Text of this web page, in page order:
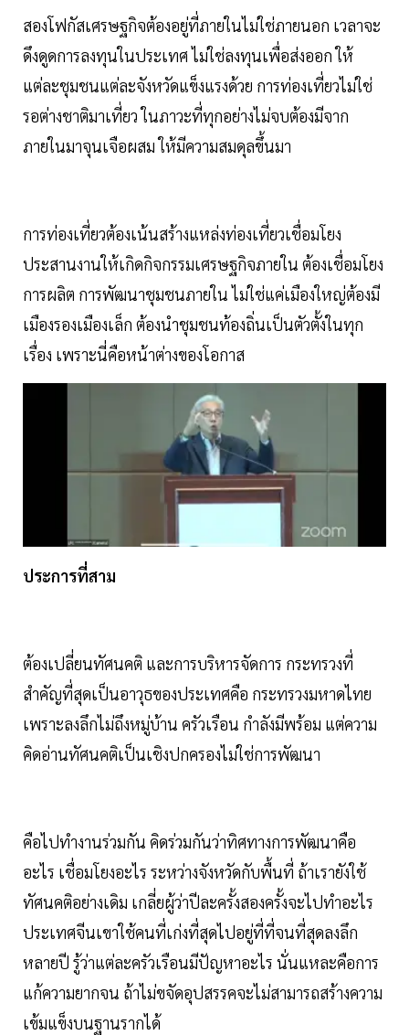
สองโฟกัสเศรษฐกิจต้องอยู่ที่ภายในไม่ใช่ภายนอก เวลาจะ
ดึงดูดการลงทุนในประเทศ ไม่ใช่ลงทุนเพื่อส่งออก ให้
แต่ละชุมชนแต่ละจังหวัดแข็งแรงด้วย การท่องเที่ยวไม่ใช่
รอต่างชาติมาเที่ยว ในภาวะที่ทุกอย่างไม่จบต้องมีจาก
ภายในมาจุนเจือผสม ให้มีความสมดุลขึ้นมา
การท่องเที่ยวต้องเน้นสร้างแหล่งท่องเที่ยวเชื่อมโยง
ประสานงานให้เกิดกิจกรรมเศรษฐกิจภายใน ต้องเชื่อมโยง
การผลิต การพัฒนาชุมชนภายใน ไม่ใช่แค่เมืองใหญ่ต้องมี
เมืองรองเมืองเล็ก ต้องนำชุมชนท้องถิ่นเป็นตัวตั้งในทุก
เรื่อง เพราะนี่คือหน้าต่างของโอกาส
ประการที่สาม
ต้องเปลี่ยนทัศนคติ และการบริหารจัดการ กระทรวงที่
สำคัญที่สุดเป็นอาวุธของประเทศคือ กระทรวงมหาดไทย
เพราะลงลึกไม่ถึงหมู่บ้าน ครัวเรือน กำลังมีพร้อม แต่ความ
คิดอ่านทัศนคติเป็นเชิงปกครองไม่ใช่การพัฒนา
คือไปทำงานร่วมกัน คิดร่วมกันว่าทิศทางการพัฒนาคือ
อะไร เชื่อมโยงอะไร ระหว่างจังหวัดกับพื้นที่ ถ้าเรายังใช้
ทัศนคติอย่างเดิม เกลี่ยผู้ว่าปีละครั้งสองครั้งจะไปทำอะไร
ประเทศจีนเขาใช้คนที่เก่งที่สุดไปอยู่ที่ที่จนที่สุดลงลึก
หลายปี รู้ว่าแต่ละครัวเรือนมีปัญหาอะไร นั่นแหละคือการ
แก้ความยากจน ถ้าไม่ขจัดอุปสรรคจะไม่สามารถสร้างความ
เข้มแข็งบนฐานรากได้